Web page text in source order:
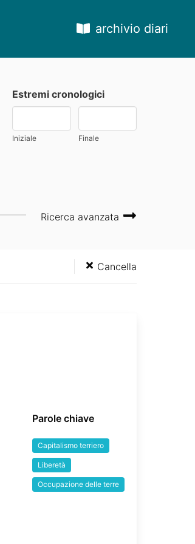
archivio diari
Estremi cronologici
Iniziale Finale
Ricerca avanzata
Cancella
Parole chiave
Capitalismo terriero
Liberetà
Occupazione delle terre